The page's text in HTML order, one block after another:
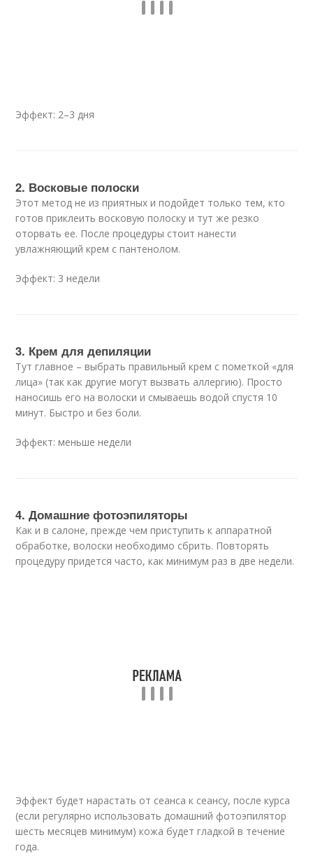
Эффект: 2–3 дня
2. Восковые полоски
Этот метод не из приятных и подойдет только тем, кто
готов приклеить восковую полоску и тут же резко
оторвать ее. После процедуры стоит нанести
увлажняющий крем с пантенолом.
Эффект: 3 недели
3. Крем для депиляции
Тут главное – выбрать правильный крем с пометкой «для
лица» (так как другие могут вызвать аллергию). Просто
наносишь его на волоски и смываешь водой спустя 10
минут. Быстро и без боли.
Эффект: меньше недели
4. Домашние фотоэпиляторы
Как и в салоне, прежде чем приступить к аппаратной
обработке, волоски необходимо сбрить. Повторять
процедуру придется часто, как минимум раз в две недели.
Эффект будет нарастать от сеанса к сеансу, после курса
(если регулярно использовать домашний фотоэпилятор
шесть месяцев минимум) кожа будет гладкой в течение
года.